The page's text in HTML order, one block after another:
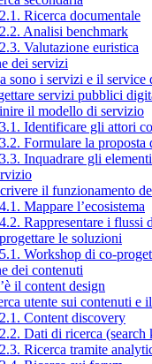
Ricerca documentale
Analisi benchmark
Valutazione euristica
dei servizi
sono i servizi e il service
servizi pubblici
il modello di servizio
Identificare gli attori
Formulare la proposta
Inquadrare gli
il funzionamento
Mappare l’ecosistema
Rappresentare i flussi
le soluzioni
Workshop di co-
dei contenuti
il content design
utente sui contenuti e
Content discovery
Dati di ricerca (search
Ricerca tramite